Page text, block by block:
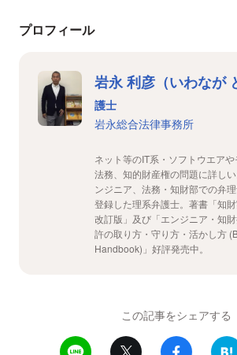
プロフィール
岩永 利彦（いわなが
護士
岩永総合法律事務所
ネット等のIT系・ソフトウエア
法務、知的財産権の問題に詳し
ンジニア、法務・知財部での弁
登録した理系弁護士。著書「知
改訂版」及び「エンジニア・知
許の取り方・守り方・活かし方
Handbook)」好評発売中。
この記事をシェアする